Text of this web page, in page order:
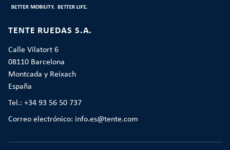
TENTE RUEDAS S.A.
Calle Vilatort 6
08110 Barcelona
Montcada y Reixach
España
Tel.: +34 93 56 50 737
Correo electrónico: info.es@tente.com